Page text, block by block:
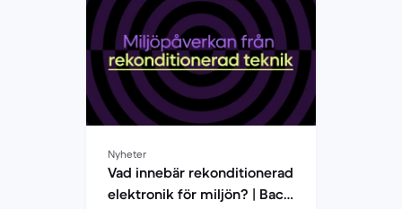
Nyheter
Vad innebär rekonditionerad
elektronik för miljön? | Back